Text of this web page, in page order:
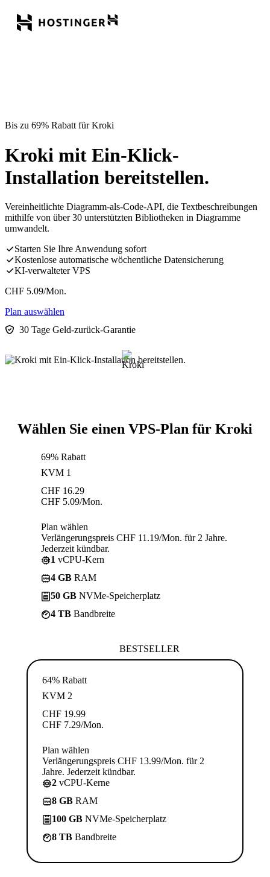
Bis zu 69% Rabatt für Kroki
Kroki mit Ein-Klick-
Installation bereitstellen.
Vereinheitlichte Diagramm-als-Code-API, die Textbeschreibungen
mithilfe von über 30 unterstützten Bibliotheken in Diagramme
umwandelt.
Starten Sie Ihre Anwendung sofort
Kostenlose automatische wöchentliche Datensicherung
KI-verwalteter VPS
CHF 5.09/Mon.
Plan auswählen
30 Tage Geld-zurück-Garantie
Wählen Sie einen VPS-Plan für Kroki
69% Rabatt
KVM 1
CHF 16.29
CHF 5.09/Mon.
Plan wählen
Verlängerungspreis CHF 11.19/Mon. für 2 Jahre.
Jederzeit kündbar.
1 vCPU-Kern
4 GB RAM
50 GB NVMe-Speicherplatz
4 TB Bandbreite
BESTSELLER
64% Rabatt
KVM 2
CHF 19.99
CHF 7.29/Mon.
Plan wählen
Verlängerungspreis CHF 13.99/Mon. für 2
Jahre. Jederzeit kündbar.
2 vCPU-Kerne
8 GB RAM
100 GB NVMe-Speicherplatz
8 TB Bandbreite